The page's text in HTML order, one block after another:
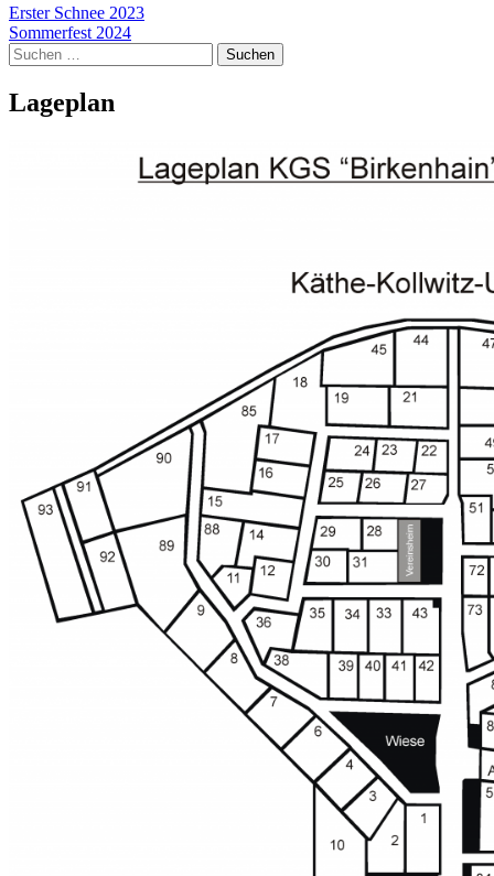
Beitragsnavigation
Erster Schnee 2023
Sommerfest 2024
Suchen
nach:
Lageplan